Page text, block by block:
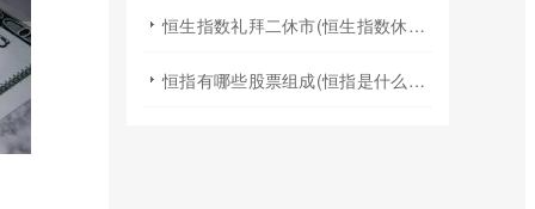
恒生指数礼拜二休市(恒生指数休息)
恒指有哪些股票组成(恒指是什么股组成的)